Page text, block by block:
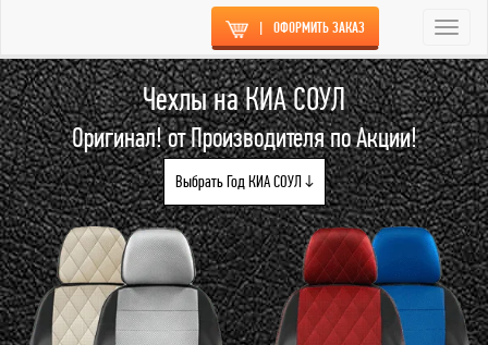
| ОФОРМИТЬ ЗАКАЗ
Чехлы на КИА СОУЛ
Оригинал! от Производителя по Акции!
Выбрать Год КИА СОУЛ ↓